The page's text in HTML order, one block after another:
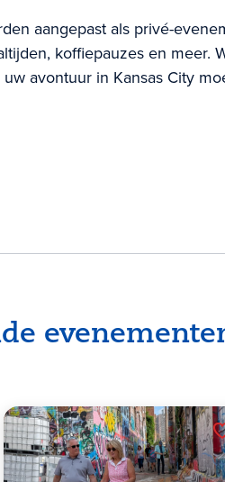
aangepast als privé-
koffiepauzes en meer.
avontuur in Kansas City